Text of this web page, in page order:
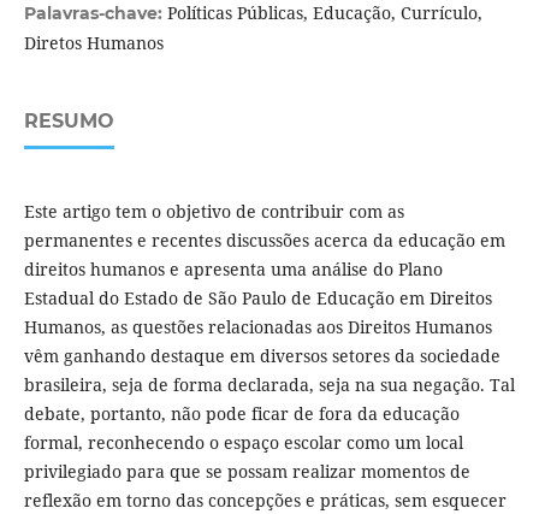
Palavras-chave: Políticas Públicas, Educação, Currículo,
Diretos Humanos
RESUMO
Este artigo tem o objetivo de contribuir com as
permanentes e recentes discussões acerca da educação em
direitos humanos e apresenta uma análise do Plano
Estadual do Estado de São Paulo de Educação em Direitos
Humanos, as questões relacionadas aos Direitos Humanos
vêm ganhando destaque em diversos setores da sociedade
brasileira, seja de forma declarada, seja na sua negação. Tal
debate, portanto, não pode ficar de fora da educação
formal, reconhecendo o espaço escolar como um local
privilegiado para que se possam realizar momentos de
reflexão em torno das concepções e práticas, sem esquecer